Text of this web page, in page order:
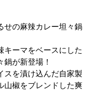
せの麻辣カレー坦々鍋
キーマをベースにした
鍋が新登場！
スを漬け込んだ自家製
山椒をブレンドした爽